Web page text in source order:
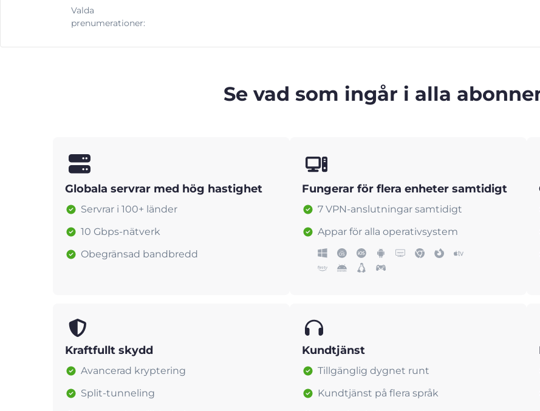
Valda
prenumerationer:
Se vad som ingår i alla
Globala servrar med hög hastighet
Servrar i 100+ länder
10 Gbps-nätverk
Obegränsad bandbredd
Fungerar för flera enheter samtidigt
7 VPN-anslutningar samtidigt
Appar för alla operativsystem
Kraftfullt skydd
Avancerad kryptering
Split-tunneling
Kundtjänst
Tillgänglig dygnet runt
Kundtjänst på flera språk